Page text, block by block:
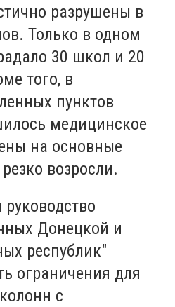
разрушены в
Только в одном
30 школ и 20
того, в
пунктов
медицинское
на основные
возросли.
Донецкой и
республик"
ограничения для
с